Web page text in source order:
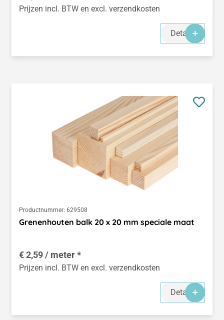
Prijzen incl. BTW en excl. verzendkosten
Details
Productnummer: 629508
Grenenhouten balk 20 x 20 mm speciale maat
€ 2,59 / meter *
Prijzen incl. BTW en excl. verzendkosten
Details